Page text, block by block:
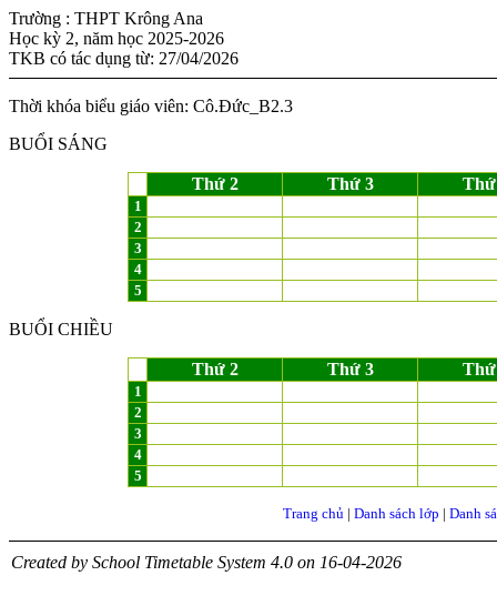
Trường : THPT Krông Ana
Học kỳ 2, năm học 2025-2026
TKB có tác dụng từ: 27/04/2026
Thời khóa biểu giáo viên: Cô.Đức_B2.3
BUỔI SÁNG
Thứ 2 Thứ 3 Thứ
1
2
3
4
5
BUỔI CHIỀU
Thứ 2 Thứ 3 Thứ
1
2
3
4
5
Trang chủ| Danh sách lớp | Danh
Created by School Timetable System 4.0 on 16-04-2026